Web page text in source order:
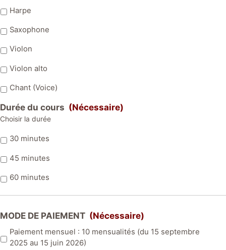
Harpe
Saxophone
Violon
Violon alto
Chant (Voice)
Durée du cours (Nécessaire)
Choisir la durée
30 minutes
45 minutes
60 minutes
MODE DE PAIEMENT (Nécessaire)
Paiement mensuel : 10 mensualités (du 15 septembre
2025 au 15 juin 2026)